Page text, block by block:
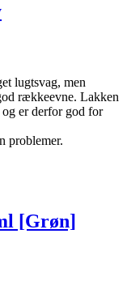
lugtsvag, men
rækkeevne. Lakken
er derfor god for
problemer.
[Grøn]